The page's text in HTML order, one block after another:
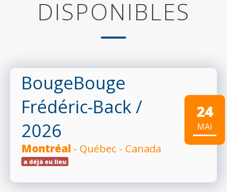
DISPONIBLES
BougeBouge
Frédéric-Back/
2026
Montréal - Québec - Canada
a déjà eu lieu
24
MAI